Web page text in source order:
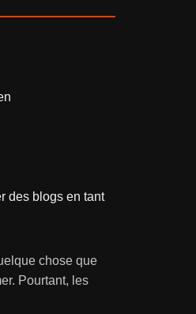
des blogs en tant
chose que
Pourtant, les